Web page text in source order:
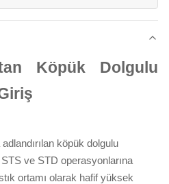
Köpük Dolgulu
köpük dolgulu
ve STD operasyonlarına
ortamı olarak hafif yüksek